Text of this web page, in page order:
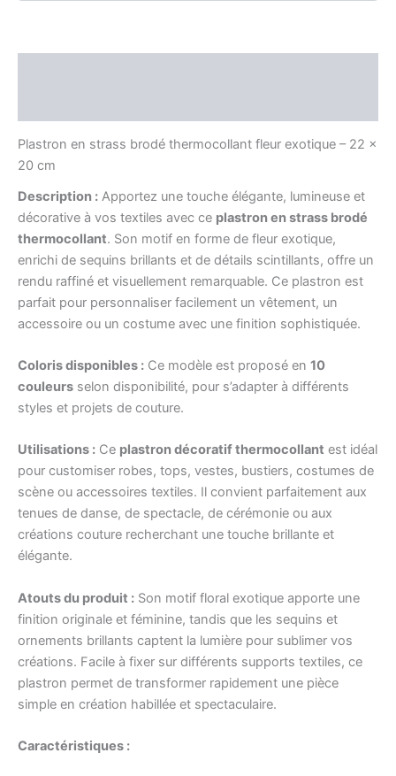
Plastron en strass brodé thermocollant fleur exotique – 22 x
20 cm
Description : Apportez une touche élégante, lumineuse et
décorative à vos textiles avec ce plastron en strass brodé
thermocollant. Son motif en forme de fleur exotique,
enrichi de sequins brillants et de détails scintillants, offre un
rendu raffiné et visuellement remarquable. Ce plastron est
parfait pour personnaliser facilement un vêtement, un
accessoire ou un costume avec une finition sophistiquée.
Coloris disponibles : Ce modèle est proposé en 10
couleurs selon disponibilité, pour s’adapter à différents
styles et projets de couture.
Utilisations : Ce plastron décoratif thermocollant est idéal
pour customiser robes, tops, vestes, bustiers, costumes de
scène ou accessoires textiles. Il convient parfaitement aux
tenues de danse, de spectacle, de cérémonie ou aux
créations couture recherchant une touche brillante et
élégante.
Atouts du produit : Son motif floral exotique apporte une
finition originale et féminine, tandis que les sequins et
ornements brillants captent la lumière pour sublimer vos
créations. Facile à fixer sur différents supports textiles, ce
plastron permet de transformer rapidement une pièce
simple en création habillée et spectaculaire.
Caractéristiques :